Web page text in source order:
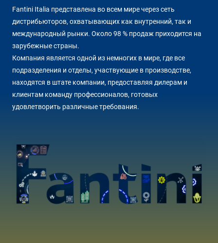
Fantini Italia представлена во всем мире через сеть
дистрибьюторов, охватывающих как внутренний, так и
международный рынки. Около 98 % продаж приходится на
зарубежные страны.
Компания является одной из немногих в мире, где все
подразделения и отделы, участвующие в производстве,
находятся в штате компании, предоставляя дилерам и
клиентам команду профессионалов, готовых
удовлетворить различные требования.